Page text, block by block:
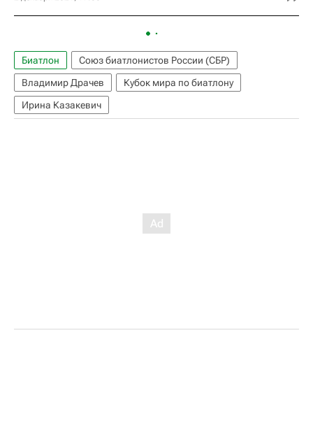
Биатлон
Союз биатлонистов России (СБР)
Владимир Драчев
Кубок мира по биатлону
Ирина Казакевич